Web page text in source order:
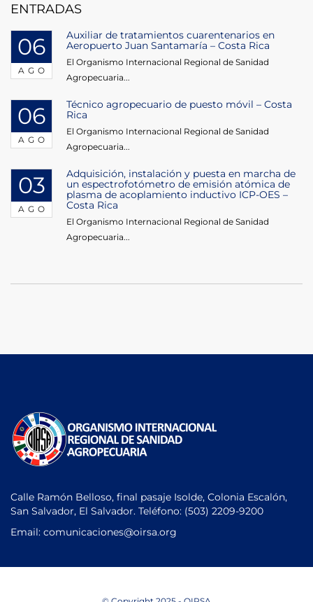
entradas
ENTRADAS
06
AGO
Auxiliar de tratamientos cuarentenarios en
Aeropuerto Juan Santamaría – Costa Rica
El Organismo Internacional Regional de Sanidad
Agropecuaria...
06
AGO
Técnico agropecuario de puesto móvil – Costa
Rica
El Organismo Internacional Regional de Sanidad
Agropecuaria...
03
AGO
Adquisición, instalación y puesta en marcha de
un espectrofotómetro de emisión atómica de
plasma de acoplamiento inductivo ICP-OES –
Costa Rica
El Organismo Internacional Regional de Sanidad
Agropecuaria...
Calle Ramón Belloso, final pasaje Isolde, Colonia Escalón,
San Salvador, El Salvador. Teléfono: (503) 2209-9200
Email: comunicaciones@oirsa.org